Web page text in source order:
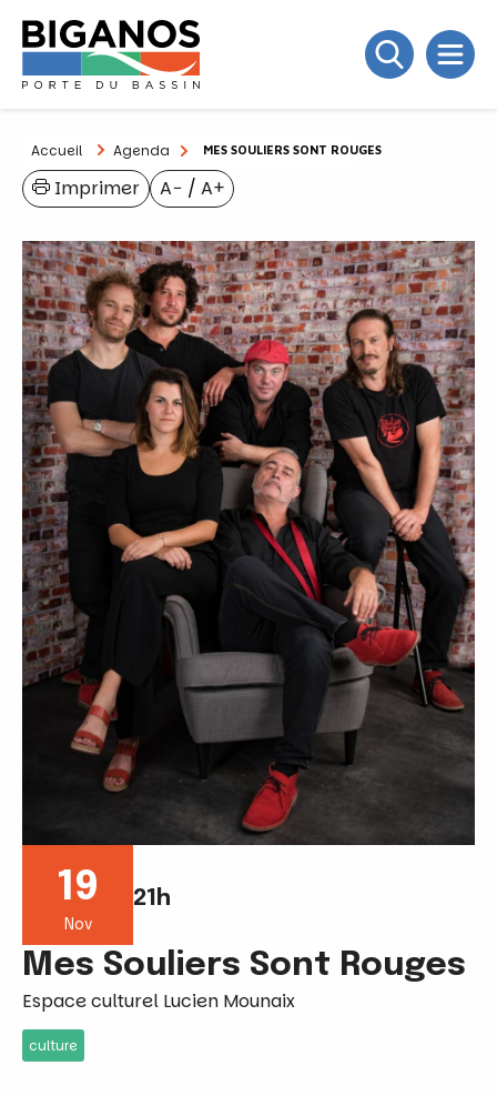
Accueil Agenda MES SOULIERS SONT ROUGES
A− / A+
Imprimer
19
Nov
21h
Mes Souliers Sont Rouges
Espace culturel Lucien Mounaix
culture